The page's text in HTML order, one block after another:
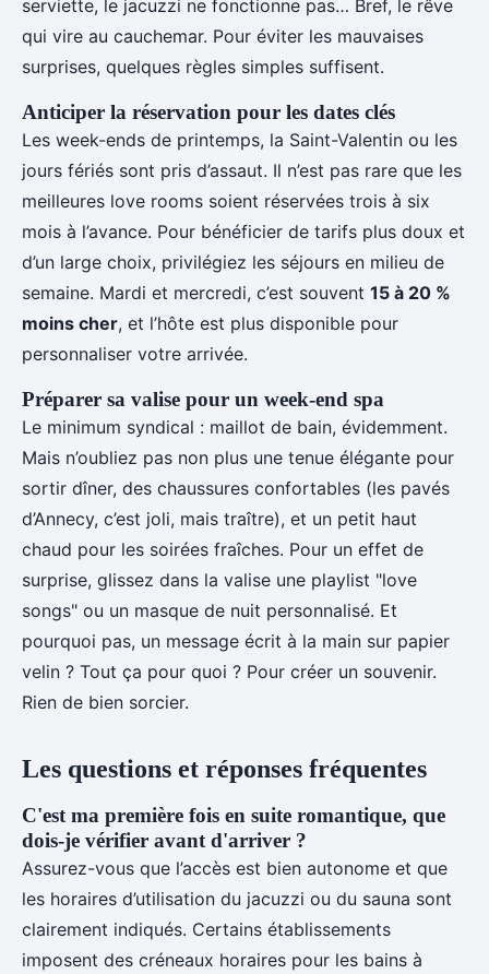
serviette, le jacuzzi ne fonctionne pas… Bref, le rêve
qui vire au cauchemar. Pour éviter les mauvaises
surprises, quelques règles simples suffisent.
Anticiper la réservation pour les dates clés
Les week-ends de printemps, la Saint-Valentin ou les
jours fériés sont pris d’assaut. Il n’est pas rare que les
meilleures love rooms soient réservées trois à six
mois à l’avance. Pour bénéficier de tarifs plus doux et
d’un large choix, privilégiez les séjours en milieu de
semaine. Mardi et mercredi, c’est souvent 15 à 20 %
moins cher, et l’hôte est plus disponible pour
personnaliser votre arrivée.
Préparer sa valise pour un week-end spa
Le minimum syndical : maillot de bain, évidemment.
Mais n’oubliez pas non plus une tenue élégante pour
sortir dîner, des chaussures confortables (les pavés
d’Annecy, c’est joli, mais traître), et un petit haut
chaud pour les soirées fraîches. Pour un effet de
surprise, glissez dans la valise une playlist "love
songs" ou un masque de nuit personnalisé. Et
pourquoi pas, un message écrit à la main sur papier
velin ? Tout ça pour quoi ? Pour créer un souvenir.
Rien de bien sorcier.
Les questions et réponses fréquentes
C'est ma première fois en suite romantique, que
dois-je vérifier avant d'arriver ?
Assurez-vous que l’accès est bien autonome et que
les horaires d’utilisation du jacuzzi ou du sauna sont
clairement indiqués. Certains établissements
imposent des créneaux horaires pour les bains à